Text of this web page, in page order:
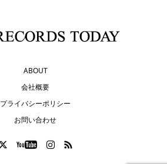
ABOUT
会社概要
プライバシーポリシー
お問い合わせ